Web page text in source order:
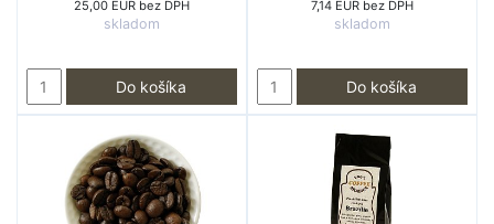
25,00 EUR bez DPH
skladom
Do košíka
7,14 EUR bez DPH
skladom
Do košíka